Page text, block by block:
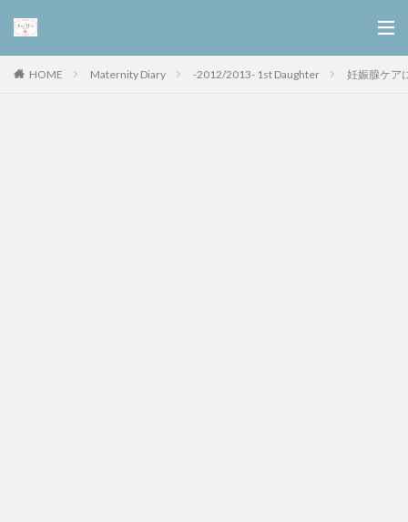
HOME Maternity Diary -2012/2013- 1st Daughter 妊娠腺ケア